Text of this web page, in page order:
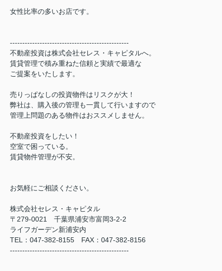
女性比率の多いお店です。
------------------------------------------------
不動産投資は株式会社セレス・キャピタルへ。
賃貸管理で積み重ねた信頼と実績で最適な
ご提案をいたします。
売りっぱなしの投資物件はリスクが大！
弊社は、購入後の管理も一貫して行いますので
管理上問題のある物件はおススメしません。
不動産投資をしたい！
空室で困っている。
賃貸物件管理が不安。
お気軽にご相談ください。
株式会社セレス・キャピタル
〒279-0021 千葉県浦安市富岡3-2-2
ライフガーデン新浦安内
TEL：047-382-8155 FAX：047-382-8156
------------------------------------------------